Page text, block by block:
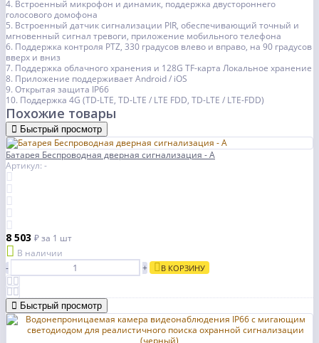
4. Встроенный микрофон и динамик, поддержка двустороннего
голосового домофона
5. Встроенный датчик сигнализации PIR, обеспечивающий точный и
мгновенный сигнал тревоги, приложение мобильного телефона
6. Поддержка контроля PTZ, 330 градусов влево и вправо, на 90 градусов
вверх и вниз
7. Поддержка облачного хранения и 128G TF-карта Локальное хранение
8. Приложение поддерживает Android / iOS
9. Открытая защита IP66
10. Поддержка 4G (TD-LTE, TD-LTE / LTE FDD, TD-LTE / LTE-FDD)
Похожие товары
Быстрый просмотр
Батарея Беспроводная дверная сигнализация - А
Артикул: -
8 503 ₽за 1 шт
В наличии
-
+ В КОРЗИНУ
Быстрый просмотр